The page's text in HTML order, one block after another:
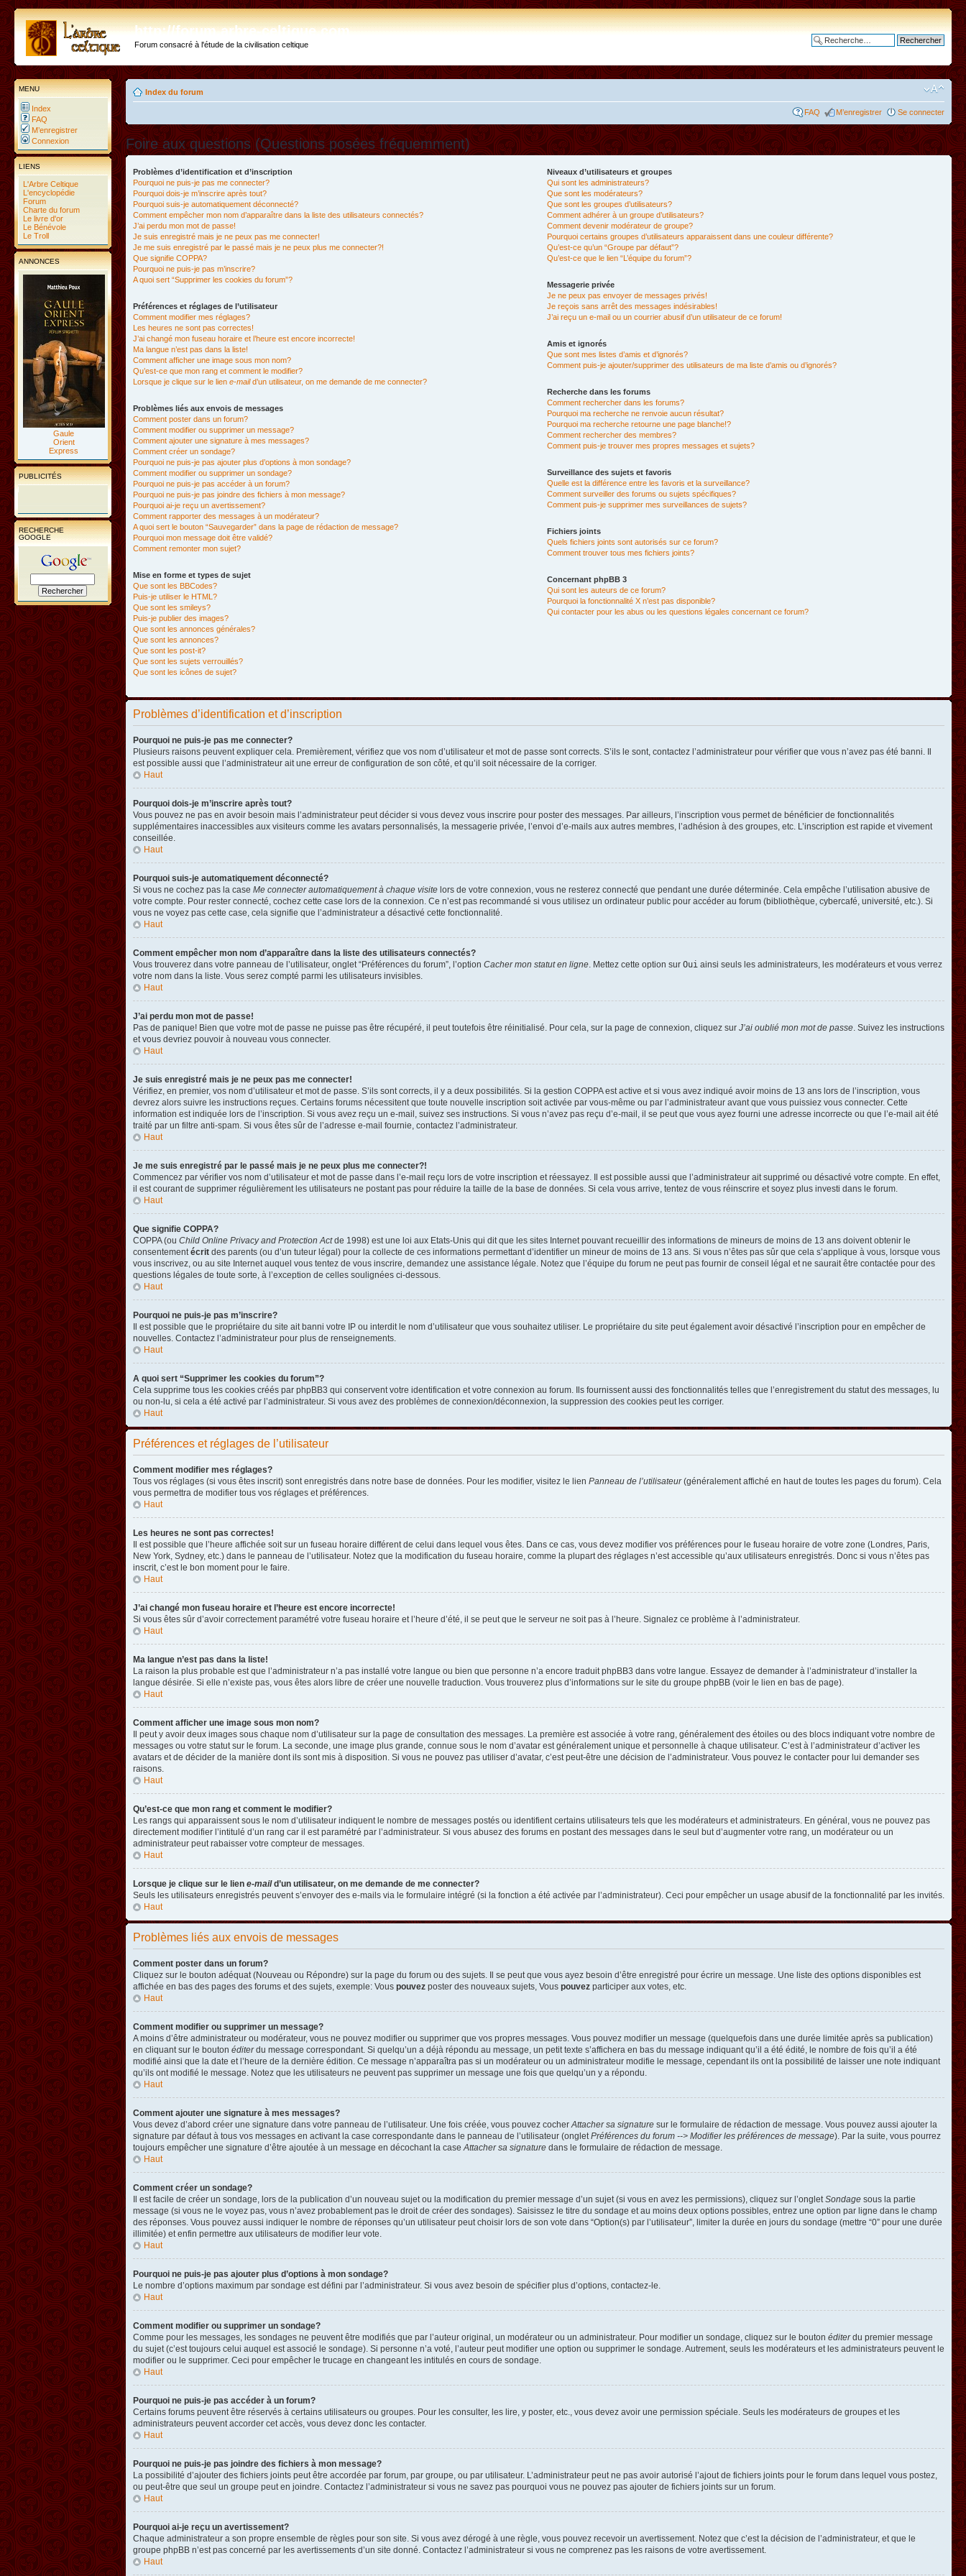
http://forum.arbre-celtique.com
Forum consacré à l'étude de la civilisation celtique
MENU
Index
FAQ
M’enregistrer
Connexion
LIENS
L'Arbre Celtique
L'encyclopédie
Forum
Charte du forum
Le livre d'or
Le Bénévole
Le Troll
ANNONCES
Gaule
Orient
Express
PUBLICITÉS
RECHERCHE
GOOGLE
Index du forum
FAQ M’enregistrer Se connecter
Foire aux questions (Questions posées fréquemment)
Problèmes d’identification et d’inscription
Pourquoi ne puis-je pas me connecter?
Pourquoi dois-je m’inscrire après tout?
Pourquoi suis-je automatiquement déconnecté?
Comment empêcher mon nom d’apparaître dans la liste des utilisateurs connectés?
J’ai perdu mon mot de passe!
Je suis enregistré mais je ne peux pas me connecter!
Je me suis enregistré par le passé mais je ne peux plus me connecter?!
Que signifie COPPA?
Pourquoi ne puis-je pas m’inscrire?
A quoi sert “Supprimer les cookies du forum”?
Préférences et réglages de l’utilisateur
Comment modifier mes réglages?
Les heures ne sont pas correctes!
J’ai changé mon fuseau horaire et l’heure est encore incorrecte!
Ma langue n’est pas dans la liste!
Comment afficher une image sous mon nom?
Qu’est-ce que mon rang et comment le modifier?
Lorsque je clique sur le lien e-maild’un utilisateur, on me demande de me connecter?
Problèmes liés aux envois de messages
Comment poster dans un forum?
Comment modifier ou supprimer un message?
Comment ajouter une signature à mes messages?
Comment créer un sondage?
Pourquoi ne puis-je pas ajouter plus d’options à mon sondage?
Comment modifier ou supprimer un sondage?
Pourquoi ne puis-je pas accéder à un forum?
Pourquoi ne puis-je pas joindre des fichiers à mon message?
Pourquoi ai-je reçu un avertissement?
Comment rapporter des messages à un modérateur?
A quoi sert le bouton “Sauvegarder” dans la page de rédaction de message?
Pourquoi mon message doit être validé?
Comment remonter mon sujet?
Mise en forme et types de sujet
Que sont les BBCodes?
Puis-je utiliser le HTML?
Que sont les smileys?
Puis-je publier des images?
Que sont les annonces générales?
Que sont les annonces?
Que sont les post-it?
Que sont les sujets verrouillés?
Que sont les icônes de sujet?
Niveaux d’utilisateurs et groupes
Qui sont les administrateurs?
Que sont les modérateurs?
Que sont les groupes d’utilisateurs?
Comment adhérer à un groupe d’utilisateurs?
Comment devenir modérateur de groupe?
Pourquoi certains groupes d’utilisateurs apparaissent dans une couleur différente?
Qu’est-ce qu’un “Groupe par défaut”?
Qu’est-ce que le lien “L’équipe du forum”?
Messagerie privée
Je ne peux pas envoyer de messages privés!
Je reçois sans arrêt des messages indésirables!
J’ai reçu un e-mail ou un courrier abusif d’un utilisateur de ce forum!
Amis et ignorés
Que sont mes listes d’amis et d’ignorés?
Comment puis-je ajouter/supprimer des utilisateurs de ma liste d’amis ou d’ignorés?
Recherche dans les forums
Comment rechercher dans les forums?
Pourquoi ma recherche ne renvoie aucun résultat?
Pourquoi ma recherche retourne une page blanche!?
Comment rechercher des membres?
Comment puis-je trouver mes propres messages et sujets?
Surveillance des sujets et favoris
Quelle est la différence entre les favoris et la surveillance?
Comment surveiller des forums ou sujets spécifiques?
Comment puis-je supprimer mes surveillances de sujets?
Fichiers joints
Quels fichiers joints sont autorisés sur ce forum?
Comment trouver tous mes fichiers joints?
Concernant phpBB 3
Qui sont les auteurs de ce forum?
Pourquoi la fonctionnalité X n’est pas disponible?
Qui contacter pour les abus ou les questions légales concernant ce forum?
Problèmes d’identification et d’inscription
Pourquoi ne puis-je pas me connecter?
Plusieurs raisons peuvent expliquer cela. Premièrement, vérifiez que vos nom d’utilisateur et mot de passe sont corrects. S’ils le sont, contactez l’administrateur pour vérifier que vous n’avez pas été banni. Il
est possible aussi que l’administrateur ait une erreur de configuration de son côté, et qu’il soit nécessaire de la corriger.
Haut
Pourquoi dois-je m’inscrire après tout?
Vous pouvez ne pas en avoir besoin mais l’administrateur peut décider si vous devez vous inscrire pour poster des messages. Par ailleurs, l’inscription vous permet de bénéficier de fonctionnalités
supplémentaires inaccessibles aux visiteurs comme les avatars personnalisés, la messagerie privée, l’envoi d’e-mails aux autres membres, l’adhésion à des groupes, etc. L’inscription est rapide et vivement
conseillée.
Haut
Pourquoi suis-je automatiquement déconnecté?
Si vous ne cochez pas la case Me connecter automatiquement à chaque visite lors de votre connexion, vous ne resterez connecté que pendant une durée déterminée. Cela empêche l’utilisation abusive de
votre compte. Pour rester connecté, cochez cette case lors de la connexion. Ce n’est pas recommandé si vous utilisez un ordinateur public pour accéder au forum (bibliothèque, cybercafé, université, etc.). Si
vous ne voyez pas cette case, cela signifie que l’administrateur a désactivé cette fonctionnalité.
Haut
Comment empêcher mon nom d’apparaître dans la liste des utilisateurs connectés?
Vous trouverez dans votre panneau de l’utilisateur, onglet “Préférences du forum”, l’option Cacher mon statut en ligne . Mettez cette option sur Oui ainsi seuls les administrateurs, les modérateurs et vous verrez
votre nom dans la liste. Vous serez compté parmi les utilisateurs invisibles.
Haut
J’ai perdu mon mot de passe!
Pas de panique! Bien que votre mot de passe ne puisse pas être récupéré, il peut toutefois être réinitialisé. Pour cela, sur la page de connexion, cliquez sur J’ai oublié mon mot de passe . Suivez les instructions
et vous devriez pouvoir à nouveau vous connecter.
Haut
Je suis enregistré mais je ne peux pas me connecter!
Vérifiez, en premier, vos nom d’utilisateur et mot de passe. S’ils sont corrects, il y a deux possibilités. Si la gestion COPPA est active et si vous avez indiqué avoir moins de 13 ans lors de l’inscription, vous
devrez alors suivre les instructions reçues. Certains forums nécessitent que toute nouvelle inscription soit activée par vous-même ou par l’administrateur avant que vous puissiez vous connecter. Cette
information est indiquée lors de l’inscription. Si vous avez reçu un e-mail, suivez ses instructions. Si vous n’avez pas reçu d’e-mail, il se peut que vous ayez fourni une adresse incorrecte ou que l’e-mail ait été
traité par un filtre anti-spam. Si vous êtes sûr de l’adresse e-mail fournie, contactez l’administrateur.
Haut
Je me suis enregistré par le passé mais je ne peux plus me connecter?!
Commencez par vérifier vos nom d’utilisateur et mot de passe dans l’e-mail reçu lors de votre inscription et réessayez. Il est possible aussi que l’administrateur ait supprimé ou désactivé votre compte. En effet,
il est courant de supprimer régulièrement les utilisateurs ne postant pas pour réduire la taille de la base de données. Si cela vous arrive, tentez de vous réinscrire et soyez plus investi dans le forum.
Haut
Que signifie COPPA?
COPPA (ou Child Online Privacy and Protection Actde 1998) est une loi aux Etats-Unis qui dit que les sites Internet pouvant recueillir des informations de mineurs de moins de 13 ans doivent obtenir le
consentement écrit des parents (ou d’un tuteur légal) pour la collecte de ces informations permettant d’identifier un mineur de moins de 13 ans. Si vous n’êtes pas sûr que cela s’applique à vous, lorsque vous
vous inscrivez, ou au site Internet auquel vous tentez de vous inscrire, demandez une assistance légale. Notez que l’équipe du forum ne peut pas fournir de conseil légal et ne saurait être contactée pour des
questions légales de toute sorte, à l’exception de celles soulignées ci-dessous.
Haut
Pourquoi ne puis-je pas m’inscrire?
Il est possible que le propriétaire du site ait banni votre IP ou interdit le nom d’utilisateur que vous souhaitez utiliser. Le propriétaire du site peut également avoir désactivé l’inscription pour en empêcher de
nouvelles. Contactez l’administrateur pour plus de renseignements.
Haut
A quoi sert “Supprimer les cookies du forum”?
Cela supprime tous les cookies créés par phpBB3 qui conservent votre identification et votre connexion au forum. Ils fournissent aussi des fonctionnalités telles que l’enregistrement du statut des messages, lu
ou non-lu, si cela a été activé par l’administrateur. Si vous avez des problèmes de connexion/déconnexion, la suppression des cookies peut les corriger.
Haut
Préférences et réglages de l’utilisateur
Comment modifier mes réglages?
Tous vos réglages (si vous êtes inscrit) sont enregistrés dans notre base de données. Pour les modifier, visitez le lien Panneau de l’utilisateur(généralement affiché en haut de toutes les pages du forum). Cela
vous permettra de modifier tous vos réglages et préférences.
Haut
Les heures ne sont pas correctes!
Il est possible que l’heure affichée soit sur un fuseau horaire différent de celui dans lequel vous êtes. Dans ce cas, vous devez modifier vos préférences pour le fuseau horaire de votre zone (Londres, Paris,
New York, Sydney, etc.) dans le panneau de l’utilisateur. Notez que la modification du fuseau horaire, comme la plupart des réglages n’est accessible qu’aux utilisateurs enregistrés. Donc si vous n’êtes pas
inscrit, c’est le bon moment pour le faire.
Haut
J’ai changé mon fuseau horaire et l’heure est encore incorrecte!
Si vous êtes sûr d’avoir correctement paramétré votre fuseau horaire et l’heure d’été, il se peut que le serveur ne soit pas à l’heure. Signalez ce problème à l’administrateur.
Haut
Ma langue n’est pas dans la liste!
La raison la plus probable est que l’administrateur n’a pas installé votre langue ou bien que personne n’a encore traduit phpBB3 dans votre langue. Essayez de demander à l’administrateur d’installer la
langue désirée. Si elle n’existe pas, vous êtes alors libre de créer une nouvelle traduction. Vous trouverez plus d’informations sur le site du groupe phpBB (voir le lien en bas de page).
Haut
Comment afficher une image sous mon nom?
Il peut y avoir deux images sous chaque nom d’utilisateur sur la page de consultation des messages. La première est associée à votre rang, généralement des étoiles ou des blocs indiquant votre nombre de
messages ou votre statut sur le forum. La seconde, une image plus grande, connue sous le nom d’avatar est généralement unique et personnelle à chaque utilisateur. C’est à l’administrateur d’activer les
avatars et de décider de la manière dont ils sont mis à disposition. Si vous ne pouvez pas utiliser d’avatar, c’est peut-être une décision de l’administrateur. Vous pouvez le contacter pour lui demander ses
raisons.
Haut
Qu’est-ce que mon rang et comment le modifier?
Les rangs qui apparaissent sous le nom d’utilisateur indiquent le nombre de messages postés ou identifient certains utilisateurs tels que les modérateurs et administrateurs. En général, vous ne pouvez pas
directement modifier l’intitulé d’un rang car il est paramétré par l’administrateur. Si vous abusez des forums en postant des messages dans le seul but d’augmenter votre rang, un modérateur ou un
administrateur peut rabaisser votre compteur de messages.
Haut
Lorsque je clique sur le lien e-maild’un utilisateur, on me demande de me connecter?
Seuls les utilisateurs enregistrés peuvent s’envoyer des e-mails via le formulaire intégré (si la fonction a été activée par l’administrateur). Ceci pour empêcher un usage abusif de la fonctionnalité par les invités.
Haut
Problèmes liés aux envois de messages
Comment poster dans un forum?
Cliquez sur le bouton adéquat (Nouveau ou Répondre) sur la page du forum ou des sujets. Il se peut que vous ayez besoin d’être enregistré pour écrire un message. Une liste des options disponibles est
affichée en bas des pages des forums et des sujets, exemple: Vous pouvez poster des nouveaux sujets, Vous pouvez participer aux votes, etc.
Haut
Comment modifier ou supprimer un message?
A moins d’être administrateur ou modérateur, vous ne pouvez modifier ou supprimer que vos propres messages. Vous pouvez modifier un message (quelquefois dans une durée limitée après sa publication)
en cliquant sur le bouton éditerdu message correspondant. Si quelqu’un a déjà répondu au message, un petit texte s’affichera en bas du message indiquant qu’il a été édité, le nombre de fois qu’il a été
modifié ainsi que la date et l’heure de la dernière édition. Ce message n’apparaîtra pas si un modérateur ou un administrateur modifie le message, cependant ils ont la possibilité de laisser une note indiquant
qu’ils ont modifié le message. Notez que les utilisateurs ne peuvent pas supprimer un message une fois que quelqu’un y a répondu.
Haut
Comment ajouter une signature à mes messages?
Vous devez d’abord créer une signature dans votre panneau de l’utilisateur. Une fois créée, vous pouvez cocher Attacher sa signature sur le formulaire de rédaction de message. Vous pouvez aussi ajouter la
signature par défaut à tous vos messages en activant la case correspondante dans le panneau de l’utilisateur (onglet Préférences du forum --> Modifier les préférences de message). Par la suite, vous pourrez
toujours empêcher une signature d’être ajoutée à un message en décochant la case Attacher sa signature dans le formulaire de rédaction de message.
Haut
Comment créer un sondage?
Il est facile de créer un sondage, lors de la publication d’un nouveau sujet ou la modification du premier message d’un sujet (si vous en avez les permissions), cliquez sur l’onglet Sondage sous la partie
message (si vous ne le voyez pas, vous n’avez probablement pas le droit de créer des sondages). Saisissez le titre du sondage et au moins deux options possibles, entrez une option par ligne dans le champ
des réponses. Vous pouvez aussi indiquer le nombre de réponses qu’un utilisateur peut choisir lors de son vote dans “Option(s) par l’utilisateur”, limiter la durée en jours du sondage (mettre “0” pour une durée
illimitée) et enfin permettre aux utilisateurs de modifier leur vote.
Haut
Pourquoi ne puis-je pas ajouter plus d’options à mon sondage?
Le nombre d’options maximum par sondage est défini par l’administrateur. Si vous avez besoin de spécifier plus d’options, contactez-le.
Haut
Comment modifier ou supprimer un sondage?
Comme pour les messages, les sondages ne peuvent être modifiés que par l’auteur original, un modérateur ou un administrateur. Pour modifier un sondage, cliquez sur le bouton éditerdu premier message
du sujet (c’est toujours celui auquel est associé le sondage). Si personne n’a voté, l’auteur peut modifier une option ou supprimer le sondage. Autrement, seuls les modérateurs et les administrateurs peuvent le
modifier ou le supprimer. Ceci pour empêcher le trucage en changeant les intitulés en cours de sondage.
Haut
Pourquoi ne puis-je pas accéder à un forum?
Certains forums peuvent être réservés à certains utilisateurs ou groupes. Pour les consulter, les lire, y poster, etc., vous devez avoir une permission spéciale. Seuls les modérateurs de groupes et les
administrateurs peuvent accorder cet accès, vous devez donc les contacter.
Haut
Pourquoi ne puis-je pas joindre des fichiers à mon message?
La possibilité d’ajouter des fichiers joints peut être accordée par forum, par groupe, ou par utilisateur. L’administrateur peut ne pas avoir autorisé l’ajout de fichiers joints pour le forum dans lequel vous postez,
ou peut-être que seul un groupe peut en joindre. Contactez l’administrateur si vous ne savez pas pourquoi vous ne pouvez pas ajouter de fichiers joints sur un forum.
Haut
Pourquoi ai-je reçu un avertissement?
Chaque administrateur a son propre ensemble de règles pour son site. Si vous avez dérogé à une règle, vous pouvez recevoir un avertissement. Notez que c’est la décision de l’administrateur, et que le
groupe phpBB n’est pas concerné par les avertissements d’un site donné. Contactez l’administrateur si vous ne comprenez pas les raisons de votre avertissement.
Haut